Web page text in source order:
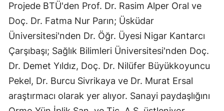
Projede BTÜ'den Prof. Dr. Rasim Alper Oral ve
Doç. Dr. Fatma Nur Parın; Üsküdar
Üniversitesi'nden Dr. Öğr. Üyesi Nigar Kantarcı
Çarşıbaşı; Sağlık Bilimleri Üniversitesi'nden Doç.
Dr. Demet Yıldız, Doç. Dr. Nilüfer Büyükkoyuncu
Pekel, Dr. Burcu Sivrikaya ve Dr. Murat Ersal
araştırmacı olarak yer alıyor. Sanayi paydaşlığını